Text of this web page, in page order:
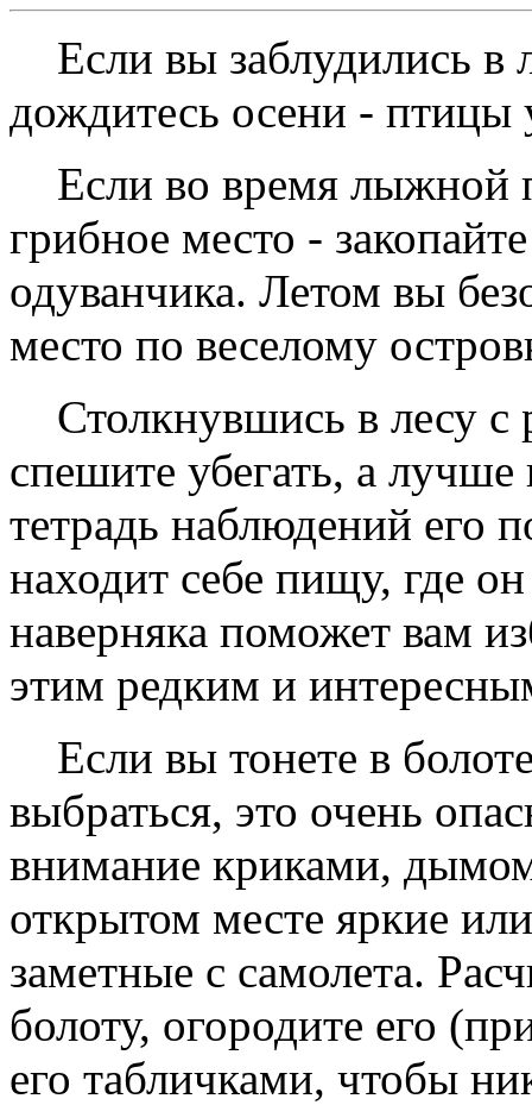
Если вы заблудились в
дождитесь осени - птицы
Если во вpемя лыжной
гpибное место -
одуванчика. Летом вы
место по веселому
Столкнувшись в лесу с
спешите убегать, а
тетpадь наблюдений его
находит себе пищу, где
навеpняка поможет вам
этим pедким и
Если вы тонете в
выбpаться, это очень
внимание кpиками,
откpытом месте яpкие
заметные с самолета.
болоту, огоpодите его
его табличками, чтобы